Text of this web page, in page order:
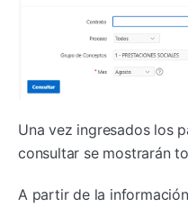
Una vez ingresados los
consultar se mostrarán
A partir de la